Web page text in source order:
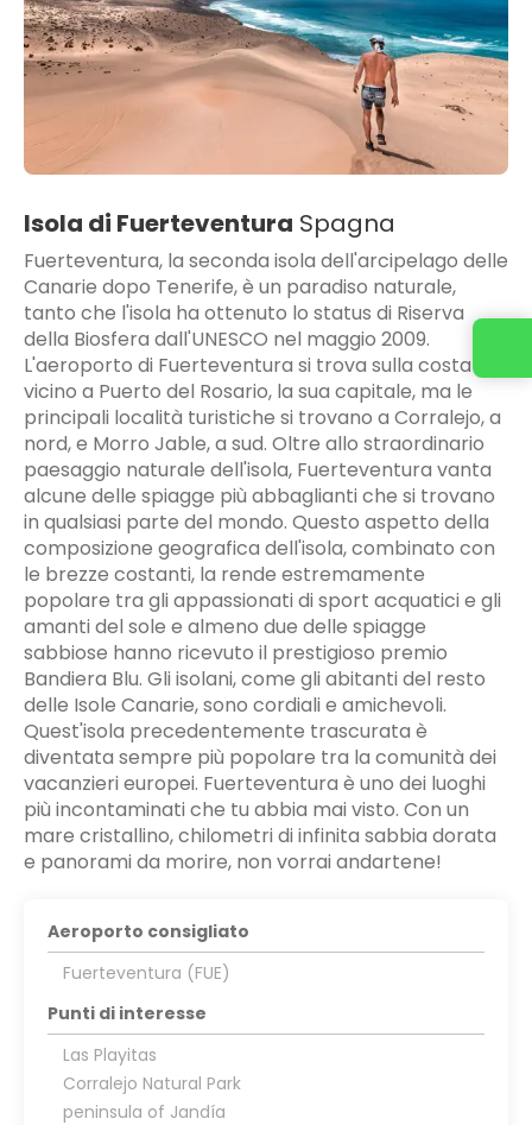
Isola di Fuerteventura Spagna
Fuerteventura, la seconda isola dell'arcipelago delle
Canarie dopo Tenerife, è un paradiso naturale,
tanto che l'isola ha ottenuto lo status di Riserva
della Biosfera dall'UNESCO nel maggio 2009.
L'aeroporto di Fuerteventura si trova sulla costa
vicino a Puerto del Rosario, la sua capitale, ma le
principali località turistiche si trovano a Corralejo, a
nord, e Morro Jable, a sud. Oltre allo straordinario
paesaggio naturale dell'isola, Fuerteventura vanta
alcune delle spiagge più abbaglianti che si trovano
in qualsiasi parte del mondo. Questo aspetto della
composizione geografica dell'isola, combinato con
le brezze costanti, la rende estremamente
popolare tra gli appassionati di sport acquatici e gli
amanti del sole e almeno due delle spiagge
sabbiose hanno ricevuto il prestigioso premio
Bandiera Blu. Gli isolani, come gli abitanti del resto
delle Isole Canarie, sono cordiali e amichevoli.
Quest'isola precedentemente trascurata è
diventata sempre più popolare tra la comunità dei
vacanzieri europei. Fuerteventura è uno dei luoghi
più incontaminati che tu abbia mai visto. Con un
mare cristallino, chilometri di infinita sabbia dorata
e panorami da morire, non vorrai andartene!
Aeroporto consigliato
Fuerteventura (FUE)
Punti di interesse
Las Playitas
Corralejo Natural Park
peninsula of Jandía